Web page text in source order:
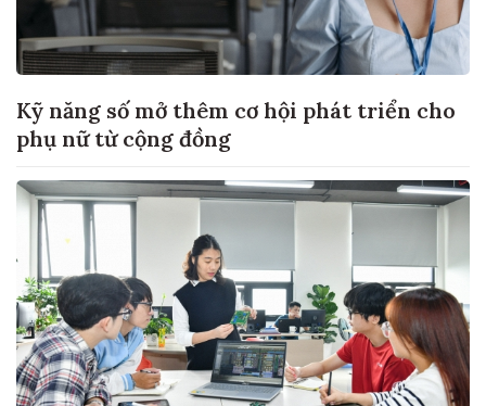
Kỹ năng số mở thêm cơ hội phát triển cho
phụ nữ từ cộng đồng